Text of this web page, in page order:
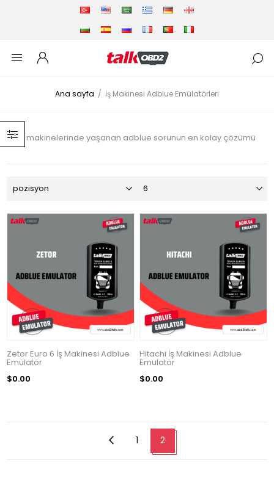
Ana sayfa / İş Makinesi Adblue Emülatörleri
İş makinelerinde yaşanan adblue sorunun en kolay çözümü
Zetor Euro 6 İş Makinesi Adblue
Emülatör
$0.00
Hitachi İş Makinesi Adblue
Emulatör
$0.00
1 2